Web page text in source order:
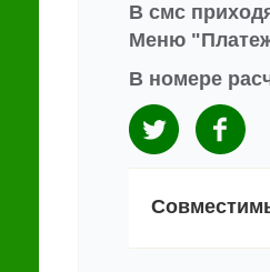
В смс
Меню
В номере